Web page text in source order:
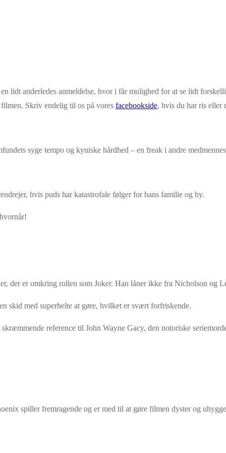
lidt anderledes anmeldelse, hvor i får mulighed for at se lidt
Skriv endelig til os på vores facebookside, hvis du har ris eller
syge tempo og kyniske hårdhed – en freak i andre
hvis puds har katastrofale følger for hans familie og by.
der er omkring rollen som Joker. Han låner ikke fra Nicholson og
skid med superhelte at gøre, hvilket er svært forfriskende.
reference til John Wayne Gacy, den notoriske
spiller fremragende og er med til at gøre filmen dyster og